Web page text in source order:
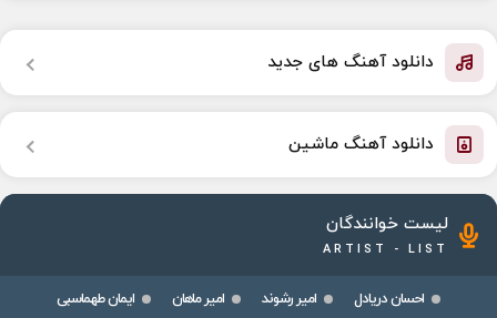
دانلود آهنگ های جدید
دانلود آهنگ ماشین
لیست خوانندگان
ARTIST - LIST
احسان دریادل امیر رشوند امیر ماهان
ایمان طهماسبی